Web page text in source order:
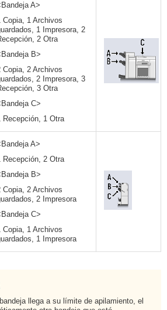
A>
Copia, 1 Archivos
1 Impresora, 2
2 Otra
B>
Copia, 2 Archivos
2 Impresora, 3
3 Otra
C>
Recepción, 1 Otra
A>
Recepción, 2 Otra
B>
Copia, 2 Archivos
2 Impresora
C>
Copia, 1 Archivos
1 Impresora
llega a su límite de apilamiento, el